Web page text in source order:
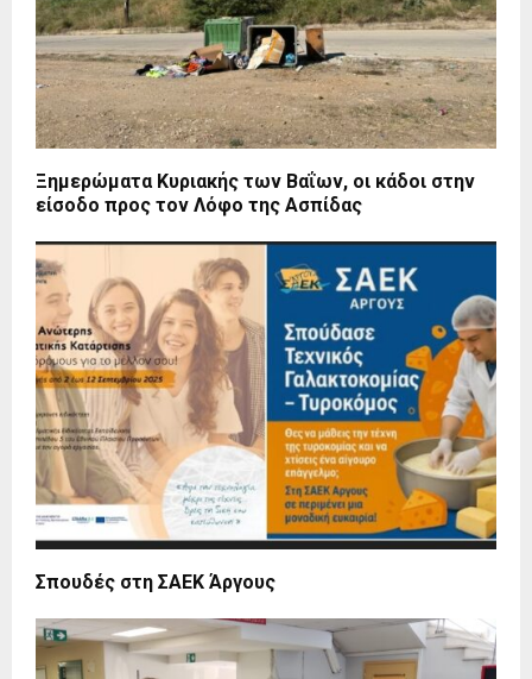
Ξημερώματα Κυριακής των Βαΐων, οι κάδοι στην
είσοδο προς τον Λόφο της Ασπίδας
Σπουδές στη ΣΑΕΚ Άργους